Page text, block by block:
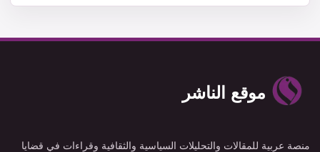
موقع الناشر
منصة عربية للمقالات والتحليلات السياسية والثقافية وقراءات في قضايا